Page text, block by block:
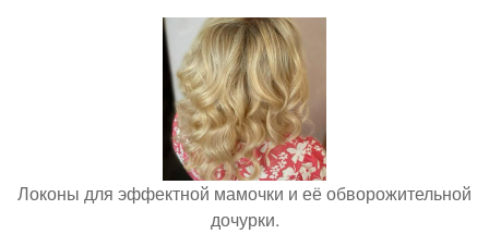
Локоны для эффектной мамочки и её обворожительной
дочурки.